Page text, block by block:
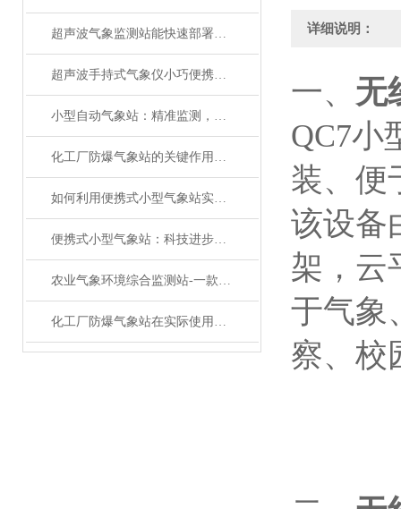
超声波气象监测站能快速部署的智慧气象设备
超声波手持式气象仪小巧便携的“气象小能手”
小型自动气象站：精准监测，助力多领域应用
化工厂防爆气象站的关键作用与运行管理
如何利用便携式小型气象站实现精准气象监测？
便携式小型气象站：科技进步带来的便利
农业气象环境综合监测站-一款春风化雨的室外超声波气象站#2022已更新
化工厂防爆气象站在实际使用中有着7大功能特点
详细说明：
一、 无
QC7小
装、便
该设备
架，云
于气象
察、校